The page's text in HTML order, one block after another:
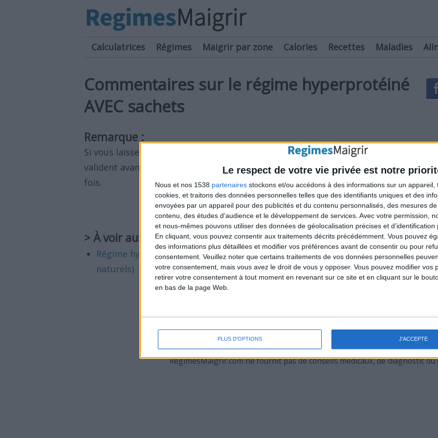
Le respect de votre vie privée est notre
Nous et nos 1538 partenaires stockons et/ou accédons à des informations sur un appareil,
cookies, et traitons des données personnelles telles que des identifiants uniques et des
envoyées par un appareil pour des publicités et du contenu personnalisés, des mesures
contenu, des études d'audience et le développement de services. Avec votre permission,
et nous-mêmes pouvons utiliser des données de géolocalisation précises et
En cliquant, vous pouvez consentir aux traitements décrits précédemment. Vous pouvez
des informations plus détaillées et modifier vos préférences avant de consentir ou pour
consentement. Veuillez noter que certains traitements de vos données personnelles
votre consentement, mais vous avez le droit de vous y opposer. Vous pouvez modifier vos
retirer votre consentement à tout moment en revenant sur ce site et en cliquant sur le
en bas de la page Web.
PLUS D'OPTIONS J'ACCEPTE
Calculatrices Régimes Maigrir par zone Calories Recettes Maladies
Commentaires sur le régime hyperprotéiné
AVEC sachets
Remarque :
Si vous laissez un commentaire, il faudra attendre que les modérateurs le
valident avant qu'il ne soit publié. Ne republiez pas le même texte plusieurs
fois.
> À voir aussi
Régime hyperprotéiné SANS sachets, étant basé sur des aliments
naturels)
Qui sommes-nous ?
Nous contacter
© 2007-2026 RegimesMaigrir.com Tous droits réservés.
RegimesMaigrir.com ne fournit pas de conseils médicaux, de diagnostic